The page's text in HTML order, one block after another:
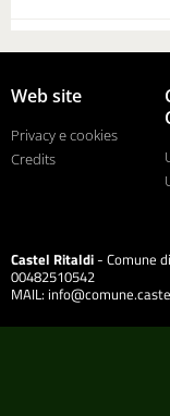
Web site
Privacy e cookies
Credits
Castel Ritaldi- Comune
00482510542
MAIL: